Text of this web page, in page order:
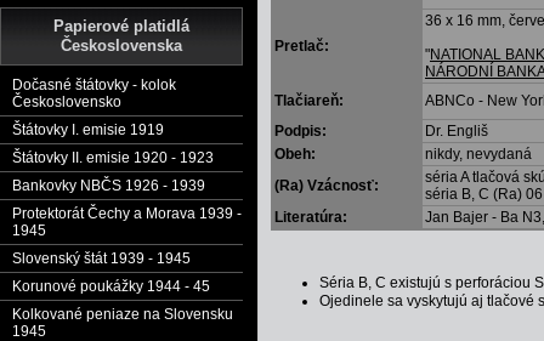
Papierové platidlá
Československa
Dočasné štátovky - kolok
Československo
Štátovky I. emisie 1919
Štátovky II. emisie 1920 - 1923
Bankovky NBČS 1926 - 1939
Protektorát Čechy a Morava 1939 -
1945
Slovenský štát 1939 - 1945
Korunové poukážky 1944 - 45
Kolkované peniaze na Slovensku
1945
Pretlač:
36 x 16 mm,
"NATIONAL
NÁRODNÍ
Tlačiareň:
ABNCo - New
Podpis:
Dr. Engliš
Obeh:
nikdy, nevydaná
(Ra) Vzácnosť:
séria A tlačová
séria B, C (Ra)
Literatúra:
Jan Bajer - Ba
Séria B, C existujú s perforáciou
Ojedinele sa vyskytujú aj tlačové